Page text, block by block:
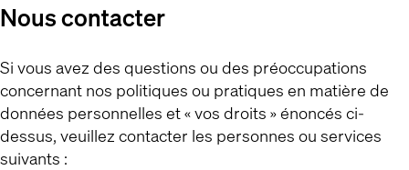
Nous contacter
Si vous avez des questions ou des préoccupations
concernant nos politiques ou pratiques en matière de
données personnelles et « vos droits » énoncés ci-
dessus, veuillez contacter les personnes ou services
suivants :